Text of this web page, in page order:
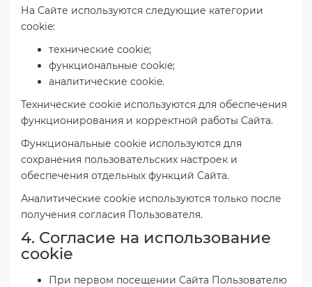
На Сайте используются следующие категории
cookie:
технические cookie;
функциональные cookie;
аналитические cookie.
Технические cookie используются для обеспечения
функционирования и корректной работы Сайта.
Функциональные cookie используются для
сохранения пользовательских настроек и
обеспечения отдельных функций Сайта.
Аналитические cookie используются только после
получения согласия Пользователя.
4. Согласие на использование
cookie
При первом посещении Сайта Пользователю